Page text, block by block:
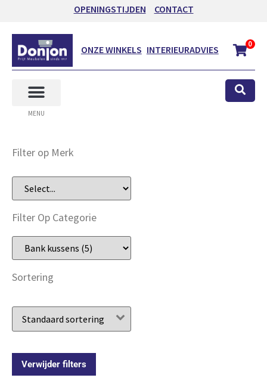
OPENINGSTIJDEN CONTACT
ONZE WINKELS INTERIEURADVIES 0
MENU
Filter op Merk
Filter Op Categorie
Sortering
Verwijder filters